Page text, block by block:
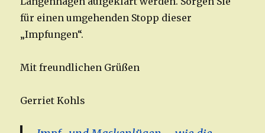
für einen umgehenden Stopp dieser
„Impfungen“.
Mit freundlichen Grüßen
Gerriet Kohls